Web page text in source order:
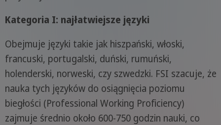
Kategoria I: najłatwiejsze języki
Obejmuje języki takie jak hiszpański, włoski,
francuski, portugalski, duński, rumuński,
holenderski, norweski, czy szwedzki. FSI szacuje, że
nauka tych języków do osiągnięcia poziomu
biegłości (Professional Working Proficiency)
zajmuje średnio około 600-750 godzin nauki, co